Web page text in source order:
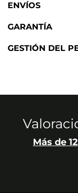
ENVÍOS
GARANTÍA
GESTIÓN DEL
Más de